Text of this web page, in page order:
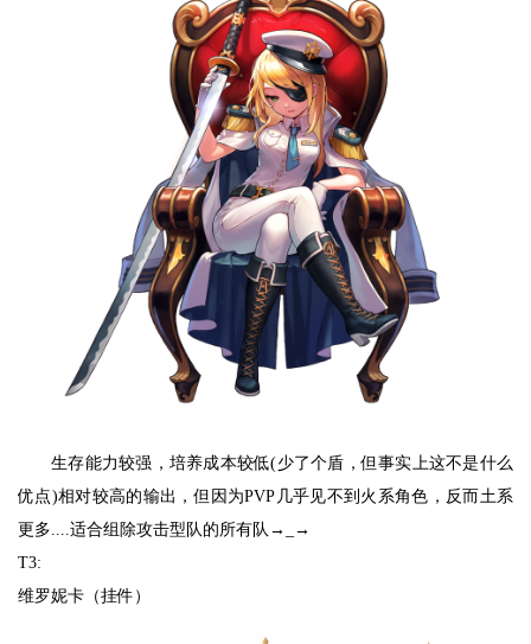
生存能力较强，培养成本较低(少了个盾，但事实上这不是什么
优点)相对较高的输出，但因为PVP几乎见不到火系角色，反而土系
更多....适合组除攻击型队的所有队→_→
T3:
维罗妮卡（挂件）